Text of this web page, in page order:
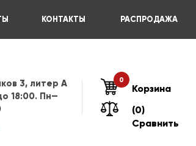
КОНТАКТЫ РАСПРОДАЖА
3, литер А
18:00. Пн—
0
Корзина
(0)
Сравнить